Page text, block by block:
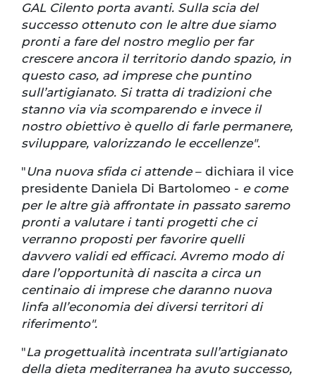
GAL Cilento porta avanti. Sulla scia del
successo ottenuto con le altre due siamo
pronti a fare del nostro meglio per far
crescere ancora il territorio dando spazio, in
questo caso, ad imprese che puntino
sull’artigianato. Si tratta di tradizioni che
stanno via via scomparendo e invece il
nostro obiettivo è quello di farle permanere,
sviluppare, valorizzando le eccellenze".
"Una nuova sfida ci attende– dichiara il vice
presidente Daniela Di Bartolomeo - e come
per le altre già affrontate in passato saremo
pronti a valutare i tanti progetti che ci
verranno proposti per favorire quelli
davvero validi ed efficaci. Avremo modo di
dare l’opportunità di nascita a circa un
centinaio di imprese che daranno nuova
linfa all’economia dei diversi territori di
riferimento".
"La progettualità incentrata sull’artigianato
della dieta mediterranea ha avuto successo,